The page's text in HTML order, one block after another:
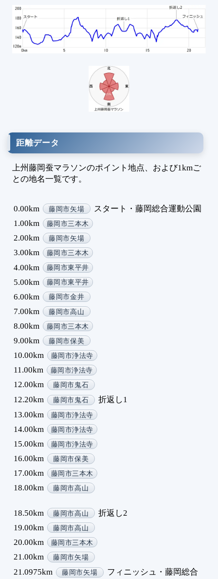
距離データ
上州藤岡蚕マラソンのポイント地点、および1kmご
との地名一覧です。
0.00km 藤岡市矢場
スタート・藤岡総合運動公園
1.00km
藤岡市三本木
2.00km 藤岡市矢場
3.00km 藤岡市三本木
4.00km 藤岡市東平井
5.00km 藤岡市東平井
6.00km 藤岡市金井
7.00km 藤岡市高山
8.00km 藤岡市三本木
9.00km 藤岡市保美
10.00km 藤岡市浄法寺
11.00km 藤岡市浄法寺
12.00km 藤岡市鬼石
12.20km 藤岡市鬼石
折返し1
13.00km
藤岡市浄法寺
14.00km 藤岡市浄法寺
15.00km 藤岡市浄法寺
16.00km 藤岡市保美
17.00km 藤岡市三本木
18.00km 藤岡市高山
18.50km 藤岡市高山
折返し2
19.00km
藤岡市高山
20.00km 藤岡市三本木
21.00km 藤岡市矢場
21.0975km 藤岡市矢場
フィニッシュ・藤岡総合